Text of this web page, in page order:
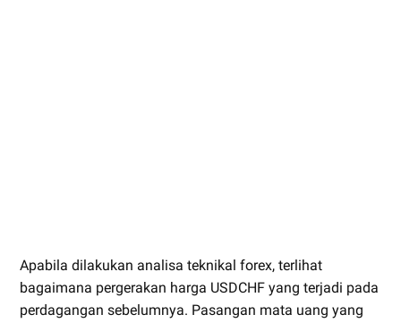
Apabila dilakukan analisa teknikal forex, terlihat
bagaimana pergerakan harga USDCHF yang terjadi pada
perdagangan sebelumnya. Pasangan mata uang yang